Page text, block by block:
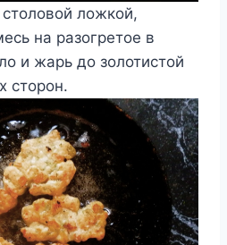
ложкой,
на разогретое в
и жарь до золотистой
сторон.